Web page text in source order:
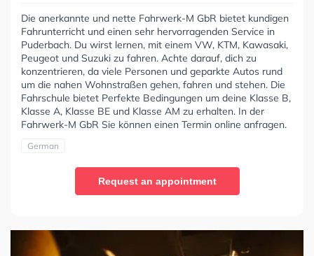
Die anerkannte und nette Fahrwerk-M GbR bietet kundigen
Fahrunterricht und einen sehr hervorragenden Service in
Puderbach. Du wirst lernen, mit einem VW, KTM, Kawasaki,
Peugeot und Suzuki zu fahren. Achte darauf, dich zu
konzentrieren, da viele Personen und geparkte Autos rund
um die nahen Wohnstraßen gehen, fahren und stehen. Die
Fahrschule bietet Perfekte Bedingungen um deine Klasse B,
Klasse A, Klasse BE und Klasse AM zu erhalten. In der
Fahrwerk-M GbR Sie können einen Termin online anfragen.
German
Request an appointment